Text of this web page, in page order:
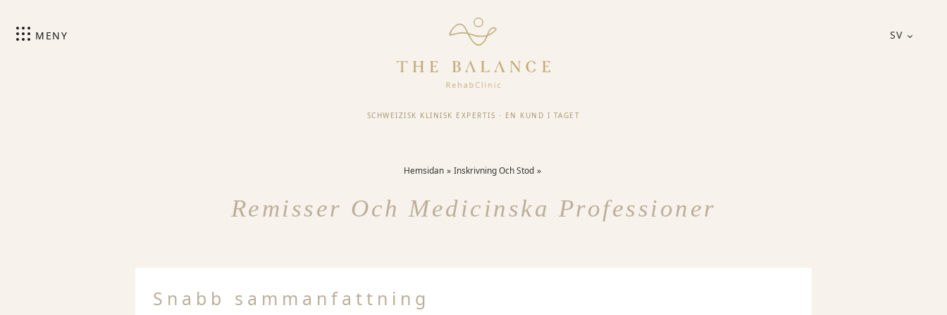
SV
MENY
SCHWEIZISK KLINISK EXPERTIS · EN KUND I TAGET
Hemsidan Inskrivning Och Stod
Remisser Och Medicinska Professioner
Snabb sammanfattning